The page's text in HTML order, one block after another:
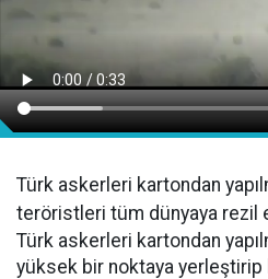
Türk askerleri kartondan
teröristleri tüm dünyaya rezil
Türk askerleri kartondan
yüksek bir noktaya yerleştirip